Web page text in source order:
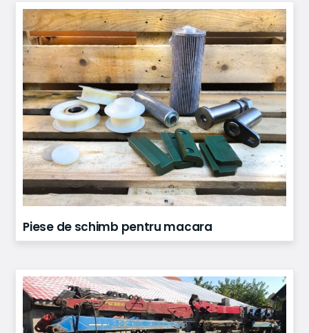
Piese de schimb pentru macara